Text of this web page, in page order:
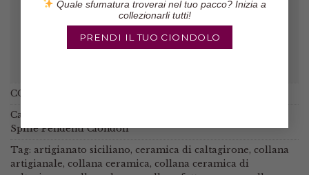
Quale sfumatura troverai nel tuo pacco? Inizia a
collezionarli tutti!
PRENDI IL TUO CIONDOLO
COD:
Categorie:
Spille Pendenti Ciondoli
Tag: artigianato siciliano, ceramica di caltagirone, collana
artigianale, collana ceramica , collana ceramica di